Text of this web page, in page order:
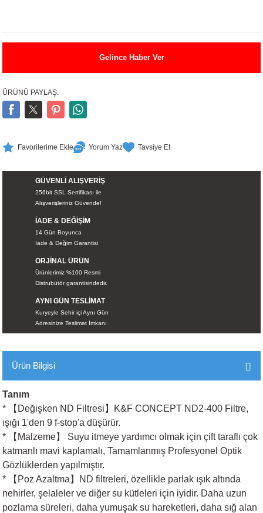
Gelince Haber Ver
ÜRÜNÜ PAYLAŞ:
Yorum Yaz Tavsiye Et
GÜVENLİ ALIŞVERİŞ
256bit SSL Sertifikası ile
Alışverişleriniz Güvende!
İADE & DEĞİŞİM
14 Gün Boyunca
İade & Değim Garantisi
ORJİNAL ÜRÜN
Ürünlerimiz %100 Resmi
Distrubütör garantisindedir.
AYNI GÜN TESLİMAT
Kuryeyle Sehir içi Aynı Gün
Adresinize Teslimat İmkanı
Ürün Bilgisi
Tanım
* 【Değişken ND Filtresi】K&F CONCEPT ND2-400 Filtre,
ışığı 1'den 9 f-stop'a düşürür.
* 【Malzeme】 Suyu itmeye yardımcı olmak için çift taraflı çok
katmanlı mavi kaplamalı, Tamamlanmış Profesyonel Optik
Gözlüklerden yapılmıştır.
* 【Poz Azaltma】ND filtreleri, özellikle parlak ışık altında
nehirler, şelaleler ve diğer su kütleleri için iyidir. Daha uzun
pozlama süreleri, daha yumuşak su hareketleri, daha sığ alan